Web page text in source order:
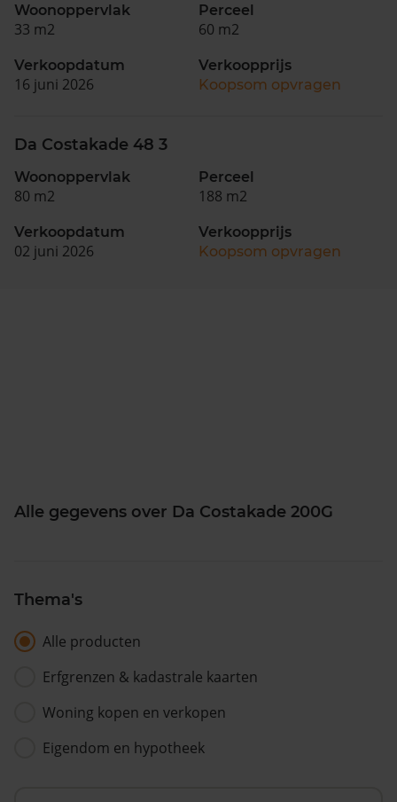
Woonoppervlak
33 m2
Perceel
60 m2
Verkoopdatum
16 juni 2026
Verkoopprijs
Koopsom opvragen
Da Costakade 48 3
Woonoppervlak
80 m2
Perceel
188 m2
Verkoopdatum
02 juni 2026
Verkoopprijs
Koopsom opvragen
Alle gegevens over Da Costakade 200G
Thema's
Alle producten
Erfgrenzen & kadastrale kaarten
Woning kopen en verkopen
Eigendom en hypotheek